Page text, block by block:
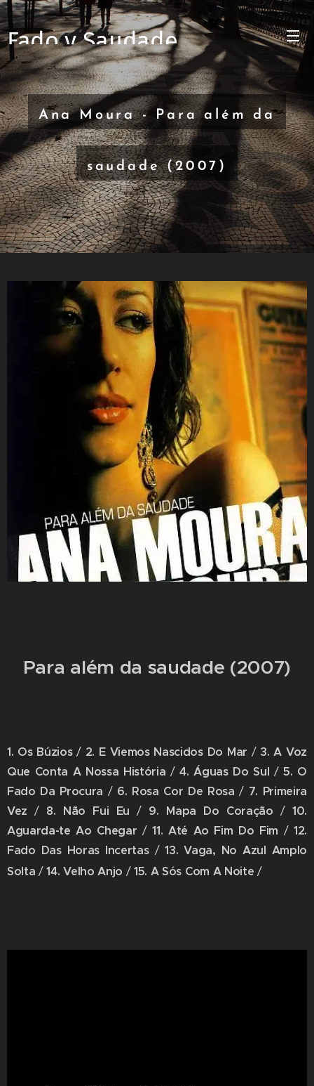
Fado y Saudade
Ana Moura - Para além da
saudade (2007)
Para além da saudade (2007)
1. Os Búzios/ 2. E Viemos Nascidos Do Mar / 3. A Voz
Que Conta A Nossa História /4. Águas Do Sul /5. O
Fado Da Procura / 6. Rosa Cor De Rosa / 7. Primeira
Vez / 8. Não Fui Eu / 9. Mapa Do Coração / 10.
Aguarda-te Ao Chegar /11. Até Ao Fim Do Fim / 12.
Fado Das Horas Incertas/13. Vaga, No Azul Amplo
Solta /14. Velho Anjo /15. A Sós Com A Noite /